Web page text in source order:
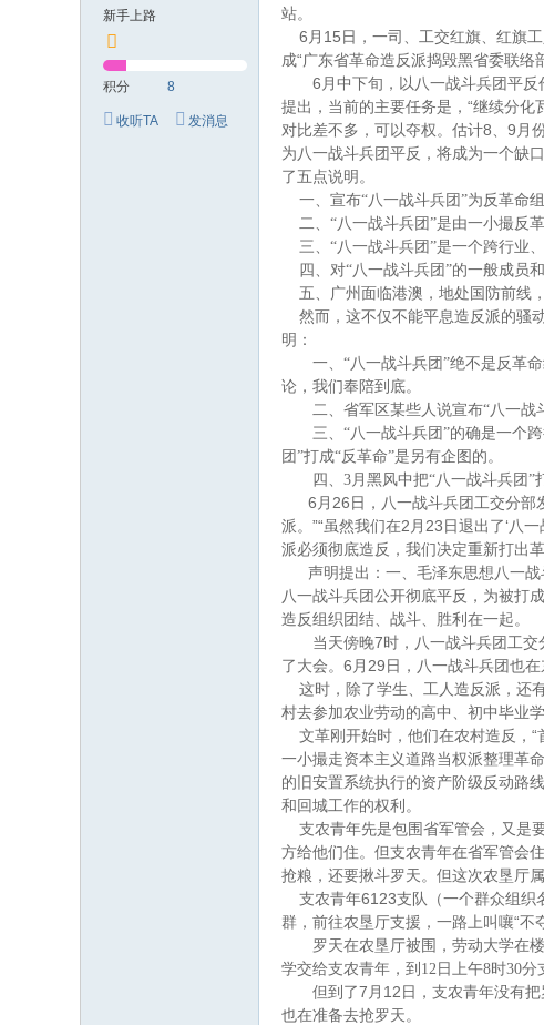
新手上路
积分 8
收听TA 发消息
站。
6 月 15 日 ，一司、工交红旗、红旗
成“广东省革命造反派捣毁黑省委联络
6 月中下旬，以八一战斗兵团平反
提出，当前的主要任务是， “继续分化
对比差不多，可以夺权。估计8、 9 月
为八一战斗兵团平反，将成为一个缺
了五点说明。
一、宣布“八一战斗兵团 ”为反革命
二、 “八一战斗兵团 ”是由一小撮反
三、 “八一战斗兵团 ”是一个跨行业
四、对“八一战斗兵团 ”的一般成员
五、广州面临港澳，地处国防前线
然而，这不仅不能平息造反派的骚
明：
一、 “八一战斗兵团 ”绝不是反革
论，我们奉陪到底。
二、省军区某些人说宣布“八一战
三、 “八一战斗兵团 ”的确是一个
团 ”打成“反革命”是另有企图的。
四、 3月黑风中把“八一战斗兵团 ”
6 月 26 日 ，八一战斗兵团工交分部
派。 ”“虽然我们在2 月 23 日 退出了 ‘八一
派必须彻底造反，我们决定重新打出
声明提出：一、毛泽东思想八一
八一战斗兵团公开彻底平反，为被打成
造反组织团结、战斗、胜利在一起。
当天傍晚7时，八一战斗兵团工
了大会。 6 月 29 日 ，八一战斗兵团也
这时，除了学生、工人造反派，还
村去参加农业劳动的高中、初中毕业
文革刚开始时，他们在农村造反， “
一小撮走资本主义道路当权派整理革
的旧安置系统执行的资产阶级反动路线
和回城工作的权利。
支农青年先是包围省军管会，又是
方给他们住。但支农青年在省军管会
抢粮，还要揪斗罗天。但这次农垦厅
支农青年6123支队（一个群众组织
群，前往农垦厅支援，一路上叫嚷“不
罗天在农垦厅被围，劳动大学在
学交给支农青年，到 12 日上午8时30分
但到了7 月 12 日 ，支农青年没有
也在准备去抢罗天。